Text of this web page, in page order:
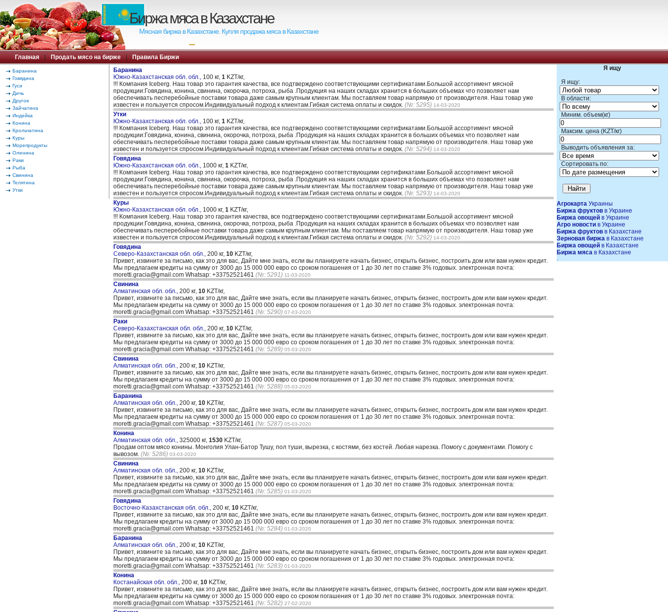
Биржа мяса в Казахстане
Мясная биржа в Казахстане. Купля продажа мяса в Казахстане
---
Главная | Продать мясо на бирже | Правила Биржи
Баранина
Говядина
Гуси
Дичь
Другое
Зайчатина
Индейка
Конина
Крольчатина
Куры
Морепродукты
Оленина
Раки
Рыба
Свинина
Телятина
Утки
Я ищу
Я ищу:
В области:
Миним. объем(кг)
Максим. цена (KZT/кг)
Выводить объявления за:
Сортировать по:
Агрокарта Украины
Биржа фруктов в Украине
Биржа овощей в Украине
Агро новости в Украине
Биржа фруктов в Казахстане
Зерновая биржа в Казахстане
Биржа овощей в Казахстане
Биржа мяса в Казахстане
Баранина
Южно-Казахстанская обл. обл., 100 кг, 1 KZT/кг,
!!! Компания Iceberg. Наш товар это гарантия качества, все подтверждено соответствующими сертификатами.Большой ассортимент мясной
продукции:Говядина, конина, свинина, окорочка, потроха, рыба .Продукция на наших складах хранится в больших объемах что позволяет нам
обеспечивать песперебойные поставки товара даже самым крупным клиентам. Мы поставляем товар напрямую от производителя. Наш товар уже
известен и пользуется спросом.Индивидуальный подход к клиентам.Гибкая система оплаты и скидок. (№: 5295) 14-03-2020
Утки
Южно-Казахстанская обл. обл., 100 кг, 1 KZT/кг,
!!! Компания Iceberg. Наш товар это гарантия качества, все подтверждено соответствующими сертификатами.Большой ассортимент мясной
продукции:Говядина, конина, свинина, окорочка, потроха, рыба .Продукция на наших складах хранится в больших объемах что позволяет нам
обеспечивать песперебойные поставки товара даже самым крупным клиентам. Мы поставляем товар напрямую от производителя. Наш товар уже
известен и пользуется спросом.Индивидуальный подход к клиентам.Гибкая система оплаты и скидок. (№: 5294) 14-03-2020
Говядина
Южно-Казахстанская обл. обл., 1000 кг, 1 KZT/кг,
!!! Компания Iceberg. Наш товар это гарантия качества, все подтверждено соответствующими сертификатами.Большой ассортимент мясной
продукции:Говядина, конина, свинина, окорочка, потроха, рыба .Продукция на наших складах хранится в больших объемах что позволяет нам
обеспечивать песперебойные поставки товара даже самым крупным клиентам. Мы поставляем товар напрямую от производителя. Наш товар уже
известен и пользуется спросом.Индивидуальный подход к клиентам.Гибкая система оплаты и скидок. (№: 5293) 14-03-2020
Куры
Южно-Казахстанская обл. обл., 1000 кг, 1 KZT/кг,
!!! Компания Iceberg. Наш товар это гарантия качества, все подтверждено соответствующими сертификатами.Большой ассортимент мясной
продукции:Говядина, конина, свинина, окорочка, потроха, рыба .Продукция на наших складах хранится в больших объемах что позволяет нам
обеспечивать песперебойные поставки товара даже самым крупным клиентам. Мы поставляем товар напрямую от производителя. Наш товар уже
известен и пользуется спросом.Индивидуальный подход к клиентам.Гибкая система оплаты и скидок. (№: 5292) 14-03-2020
Говядина
Северо-Казахстанская обл. обл., 200 кг, 10 KZT/кг,
Привет, извините за письмо, как это для вас, Дайте мне знать, если вы планируете начать бизнес, открыть бизнес, построить дом или вам нужен кредит.
Мы предлагаем кредиты на сумму от 3000 до 15 000 000 евро со сроком погашения от 1 до 30 лет по ставке 3% годовых. электронная почта:
moretti.gracia@gmail.com Whatsap: +33752521461 (№: 5291) 11-03-2020
Свинина
Алматинская обл. обл., 200 кг, 10 KZT/кг,
Привет, извините за письмо, как это для вас, Дайте мне знать, если вы планируете начать бизнес, открыть бизнес, построить дом или вам нужен кредит.
Мы предлагаем кредиты на сумму от 3000 до 15 000 000 евро со сроком погашения от 1 до 30 лет по ставке 3% годовых. электронная почта:
moretti.gracia@gmail.com Whatsap: +33752521461 (№: 5290) 07-03-2020
Раки
Северо-Казахстанская обл. обл., 200 кг, 10 KZT/кг,
Привет, извините за письмо, как это для вас, Дайте мне знать, если вы планируете начать бизнес, открыть бизнес, построить дом или вам нужен кредит.
Мы предлагаем кредиты на сумму от 3000 до 15 000 000 евро со сроком погашения от 1 до 30 лет по ставке 3% годовых. электронная почта:
moretti.gracia@gmail.com Whatsap: +33752521461 (№: 5289) 05-03-2020
Свинина
Алматинская обл. обл., 200 кг, 10 KZT/кг,
Привет, извините за письмо, как это для вас, Дайте мне знать, если вы планируете начать бизнес, открыть бизнес, построить дом или вам нужен кредит.
Мы предлагаем кредиты на сумму от 3000 до 15 000 000 евро со сроком погашения от 1 до 30 лет по ставке 3% годовых. электронная почта:
moretti.gracia@gmail.com Whatsap: +33752521461 (№: 5288) 05-03-2020
Баранина
Алматинская обл. обл., 200 кг, 10 KZT/кг,
Привет, извините за письмо, как это для вас, Дайте мне знать, если вы планируете начать бизнес, открыть бизнес, построить дом или вам нужен кредит.
Мы предлагаем кредиты на сумму от 3000 до 15 000 000 евро со сроком погашения от 1 до 30 лет по ставке 3% годовых. электронная почта:
moretti.gracia@gmail.com Whatsap: +33752521461 (№: 5287) 05-03-2020
Конина
Алматинская обл. обл., 325000 кг, 1530 KZT/кг,
Продам оптом мясо конины. Монголия Улан-Батор Тушу, пол туши, вырезка, с костями, без костей. Любая нарезка. Помогу с документами. Помогу с
вывозом. (№: 5286) 03-03-2020
Свинина
Алматинская обл. обл., 200 кг, 10 KZT/кг,
Привет, извините за письмо, как это для вас, Дайте мне знать, если вы планируете начать бизнес, открыть бизнес, построить дом или вам нужен кредит.
Мы предлагаем кредиты на сумму от 3000 до 15 000 000 евро со сроком погашения от 1 до 30 лет по ставке 3% годовых. электронная почта:
moretti.gracia@gmail.com Whatsap: +33752521461 (№: 5285) 01-03-2020
Говядина
Восточно-Казахстанская обл. обл., 200 кг, 10 KZT/кг,
Привет, извините за письмо, как это для вас, Дайте мне знать, если вы планируете начать бизнес, открыть бизнес, построить дом или вам нужен кредит.
Мы предлагаем кредиты на сумму от 3000 до 15 000 000 евро со сроком погашения от 1 до 30 лет по ставке 3% годовых. электронная почта:
moretti.gracia@gmail.com Whatsap: +33752521461 (№: 5284) 01-03-2020
Баранина
Алматинская обл. обл., 200 кг, 10 KZT/кг,
Привет, извините за письмо, как это для вас, Дайте мне знать, если вы планируете начать бизнес, открыть бизнес, построить дом или вам нужен кредит.
Мы предлагаем кредиты на сумму от 3000 до 15 000 000 евро со сроком погашения от 1 до 30 лет по ставке 3% годовых. электронная почта:
moretti.gracia@gmail.com Whatsap: +33752521461 (№: 5283) 01-03-2020
Конина
Костанайская обл. обл., 200 кг, 10 KZT/кг,
Привет, извините за письмо, как это для вас, Дайте мне знать, если вы планируете начать бизнес, открыть бизнес, построить дом или вам нужен кредит.
Мы предлагаем кредиты на сумму от 3000 до 15 000 000 евро со сроком погашения от 1 до 30 лет по ставке 3% годовых. электронная почта:
moretti.gracia@gmail.com Whatsap: +33752521461 (№: 5282) 27-02-2020